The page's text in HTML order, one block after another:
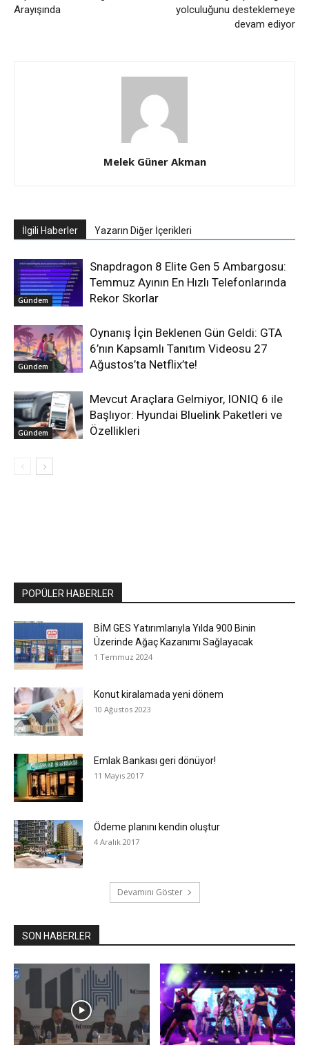
Arayışında
yolculuğunu desteklemeye
devam ediyor
Melek Güner Akman
İlgili Haberler Yazarın Diğer İçerikleri
Gündem
Snapdragon 8 Elite Gen 5 Ambargosu:
Temmuz Ayının En Hızlı Telefonlarında
Rekor Skorlar
Gündem
Oynanış İçin Beklenen Gün Geldi: GTA
6’nın Kapsamlı Tanıtım Videosu 27
Ağustos’ta Netflix’te!
Gündem
Mevcut Araçlara Gelmiyor, IONIQ 6 ile
Başlıyor: Hyundai Bluelink Paketleri ve
Özellikleri
POPÜLER HABERLER
BİM GES Yatırımlarıyla Yılda 900 Binin
Üzerinde Ağaç Kazanımı Sağlayacak
1 Temmuz 2024
Konut kiralamada yeni dönem
10 Ağustos 2023
Emlak Bankası geri dönüyor!
11 Mayıs 2017
Ödeme planını kendin oluştur
4 Aralık 2017
Devamını Göster
SON HABERLER